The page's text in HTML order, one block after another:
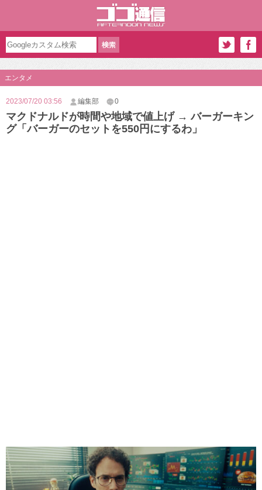
エンタメ
2023/07/20 03:56 編集部 0
マクドナルドが時間や地域で値上げ → バーガーキン
グ「バーガーのセットを550円にするわ」